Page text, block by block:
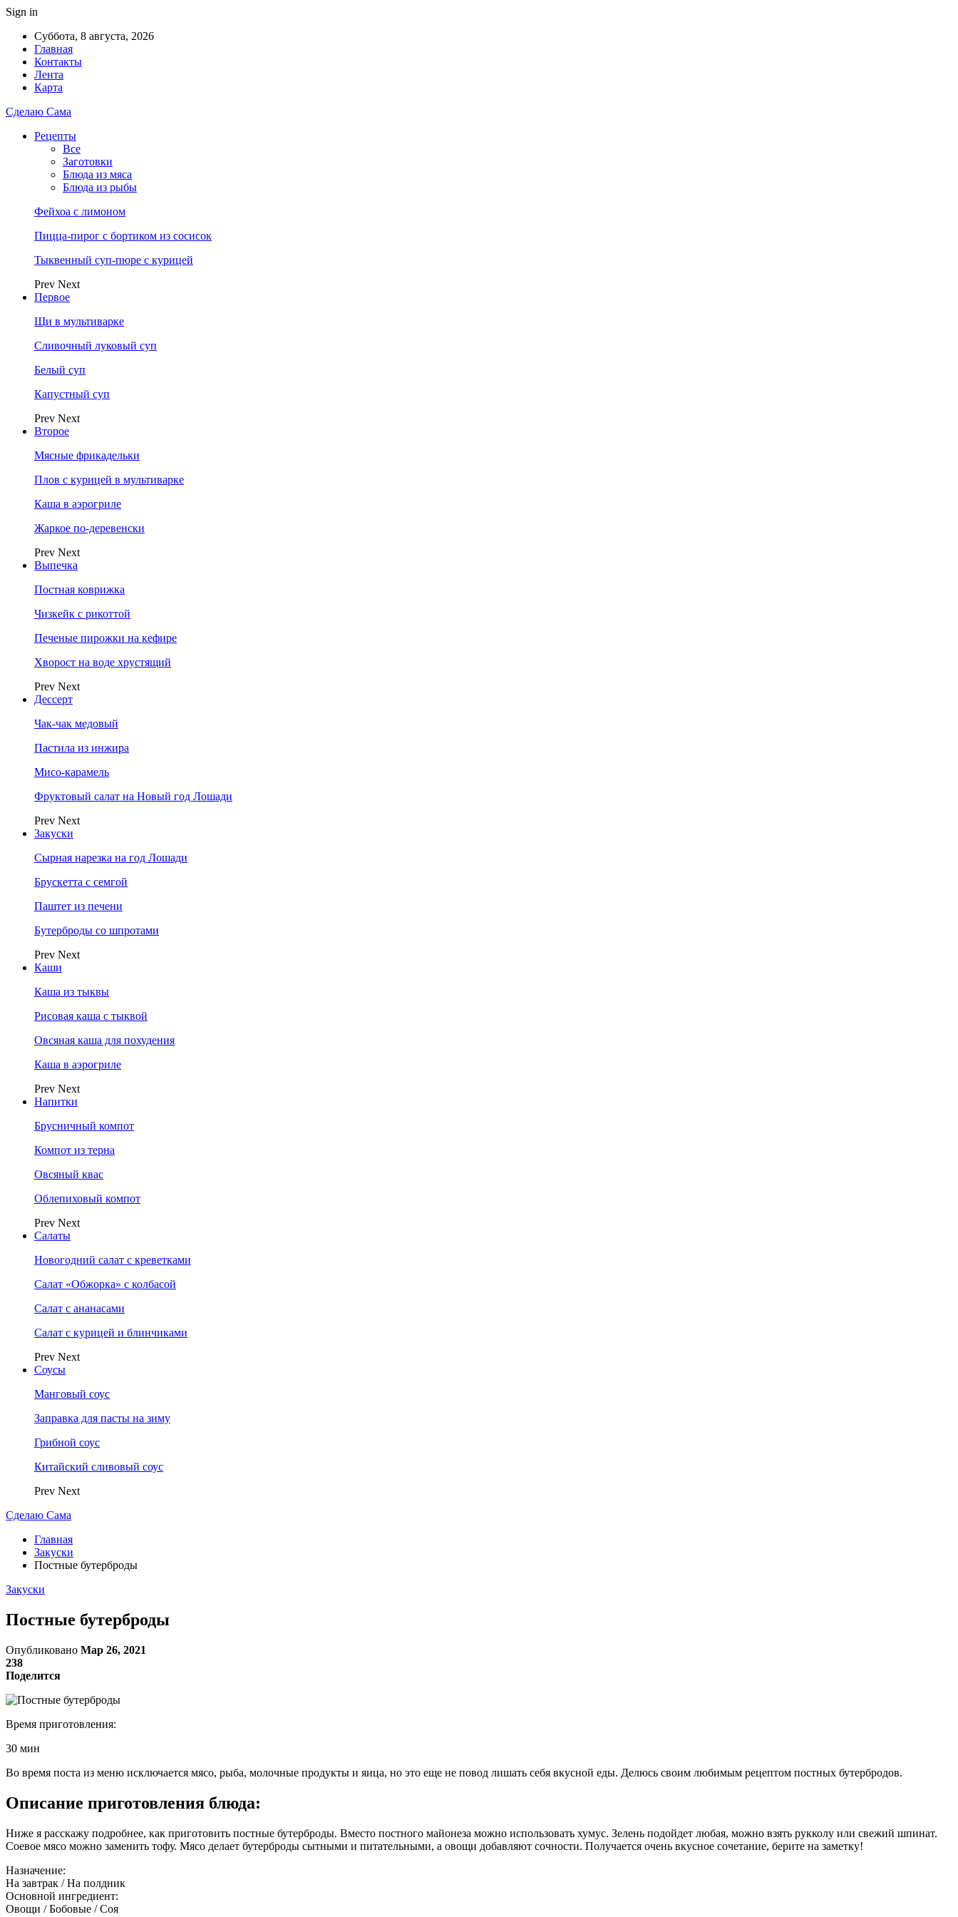
Sign in
Суббота, 8 августа, 2026
Главная
Контакты
Лента
Карта
Сделаю Сама
Рецепты
Все
Заготовки
Блюда из мяса
Блюда из рыбы
Фейхоа с лимоном
Пицца-пирог с бортиком из сосисок
Тыквенный суп-пюре с курицей
Prev Next
Первое
Щи в мультиварке
Сливочный луковый суп
Белый суп
Капустный суп
Prev Next
Второе
Мясные фрикадельки
Плов с курицей в мультиварке
Каша в аэрогриле
Жаркое по-деревенски
Prev Next
Выпечка
Постная коврижка
Чизкейк с рикоттой
Печеные пирожки на кефире
Хворост на воде хрустящий
Prev Next
Дессерт
Чак-чак медовый
Пастила из инжира
Мисо-карамель
Фруктовый салат на Новый год Лошади
Prev Next
Закуски
Сырная нарезка на год Лошади
Брускетта с семгой
Паштет из печени
Бутерброды со шпротами
Prev Next
Каши
Каша из тыквы
Рисовая каша с тыквой
Овсяная каша для похудения
Каша в аэрогриле
Prev Next
Напитки
Брусничный компот
Компот из терна
Овсяный квас
Облепиховый компот
Prev Next
Салаты
Новогодний салат с креветками
Салат «Обжорка» с колбасой
Салат с ананасами
Салат с курицей и блинчиками
Prev Next
Соусы
Манговый соус
Заправка для пасты на зиму
Грибной соус
Китайский сливовый соус
Prev Next
Сделаю Сама
Главная
Закуски
Постные бутерброды
Закуски
Постные бутерброды
Опубликовано Мар 26, 2021
238
Поделится
Время приготовления:
30 мин
Во время поста из меню исключается мясо, рыба, молочные продукты и яица, но это еще не повод лишать себя вкусной еды. Делюсь своим любимым рецептом постных бутербродов.
Описание приготовления блюда:
Ниже я расскажу подробнее, как приготовить постные бутерброды. Вместо постного майонеза можно использовать хумус. Зелень подойдет любая, можно взять рукколу или свежий шпинат.
Соевое мясо можно заменить тофу. Мясо делает бутерброды сытными и питательными, а овощи добавляют сочности. Получается очень вкусное сочетание, берите на заметку!
Назначение:
На завтрак / На полдник
Основной ингредиент:
Овощи / Бобовые / Соя